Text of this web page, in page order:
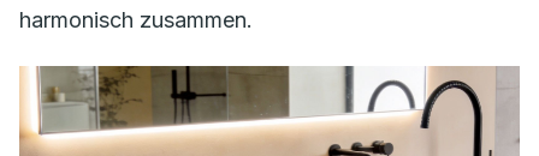
harmonisch zusammen.